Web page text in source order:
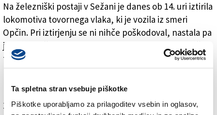
Ta spletna stran vsebuje piškotke
Piškotke uporabljamo za prilagoditev vsebin in oglasov,
Na železniški postaji v Sežani iztirila lokomotiva
Na železniški postaji v Sežani je danes ob 14. uri iztirila
lokomotiva tovornega vlaka, ki je vozila iz smeri
Opčin. Pri iztirjenju se ni nihče poškodoval, nastala pa
je gmotna škoda. Sprva sta bila zaprta oba železniška
tira, vendar je promet po enem tiru zdaj že stekel.
petek.
Za branje in pisanje komentarjevje potrebna prijava